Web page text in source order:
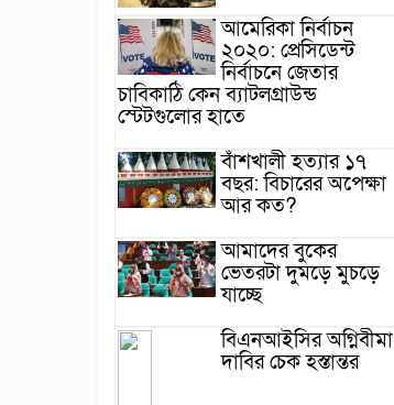
আমেরিকা নির্বাচন
২০২০: প্রেসিডেন্ট
নির্বাচনে জেতার
চাবিকাঠি কেন ব্যাটলগ্রাউন্ড
স্টেটগুলোর হাতে
বাঁশখালী হত্যার ১৭
বছর: বিচারের অপেক্ষা
আর কত?
আমাদের বুকের
ভেতরটা দুমড়ে মুচড়ে
যাচ্ছে
বিএনআইসির অগ্নিবীমা
দাবির চেক হস্তান্তর